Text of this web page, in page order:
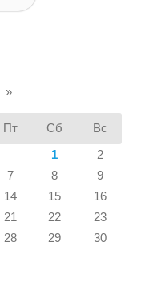
»
Пт Сб
Вс
1
2
7 8
9
14 15
16
21 22
23
28 29 30